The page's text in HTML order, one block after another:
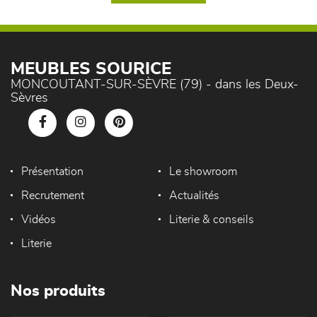
MEUBLES SOURICE
MONCOUTANT-SUR-SÈVRE (79) - dans les Deux-
Sèvres
Présentation Le showroom
Recrutement Actualités
Vidéos Literie & conseils
Literie
Nos produits